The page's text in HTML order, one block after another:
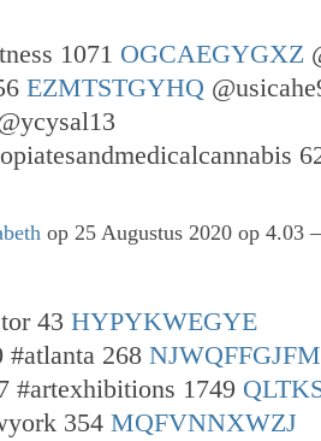
1071 OGCAEGYGXZ
EZMTSTGYHQ
op 25 Augustus 2020 op 4.03
43 HYPYKWEGYE
#atlanta 268 NJWQFFGJFM
#artexhibitions 1749
354 MQFVNNXWZJ